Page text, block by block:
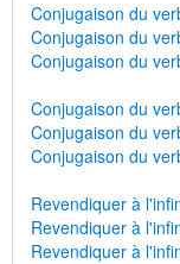
Conjugaison du
Conjugaison du
Conjugaison du
Conjugaison du
Conjugaison du
Conjugaison du
Revendiquer à
Revendiquer à
Revendiquer à